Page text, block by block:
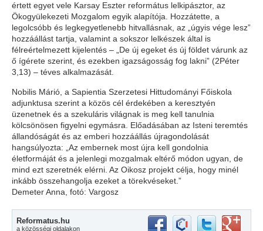
értett egyet vele Karsay Eszter református lelkipásztor, az
Ökogyülekezeti Mozgalom egyik alapítója. Hozzátette, a
legolcsóbb és legkegyetlenebb hitvallásnak, az „úgyis vége lesz”
hozzáállást tartja, valamint a sokszor lelkészek által is
félreértelmezett kijelentés – „De új egeket és új földet várunk az
ő ígérete szerint, és ezekben igazságosság fog lakni” (2Péter
3,13) – téves alkalmazását.
Nobilis Márió, a Sapientia Szerzetesi Hittudományi Főiskola
adjunktusa szerint a közös cél érdekében a keresztyén
üzenetnek és a szekuláris világnak is meg kell tanulnia
kölcsönösen figyelni egymásra. Előadásában az Isteni teremtés
állandóságát és az emberi hozzáállás újragondolását
hangsúlyozta: „Az embernek most újra kell gondolnia
életformáját és a jelenlegi mozgalmak eltérő módon ugyan, de
mind ezt szeretnék elérni. Az Oikosz projekt célja, hogy minél
inkább összehangolja ezeket a törekvéseket.”
Demeter Anna, fotó: Vargosz
Reformatus.hu
a közösségi oldalakon